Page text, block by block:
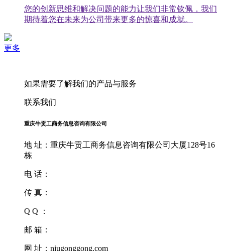
您的创新思维和解决问题的能力让我们非常钦佩，我们
期待着您在未来为公司带来更多的惊喜和成就。
更多
如果需要了解我们的产品与服务
联系我们
重庆牛贡工商务信息咨询有限公司
地 址：重庆牛贡工商务信息咨询有限公司大厦128号16
栋
电 话：
传 真：
Q Q ：
邮 箱：
网 址：niugonggong.com